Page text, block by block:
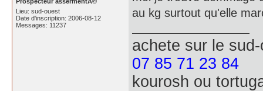
Lieu: sud-ouest
Date d'inscription: 2006-08-12
Messages: 11237
au kg surtout qu'elle
achete sur le
07 85 71 23 84
kourosh ou